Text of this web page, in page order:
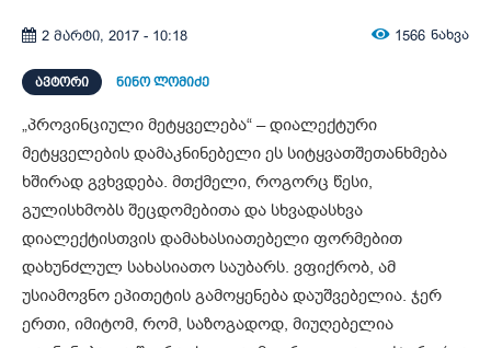
2 მარტი, 2017 - 10:18 1566 ნახვა
ᲐᲕᲢᲝᲠᲘ ნინო ლომიძე
„პროვინციული მეტყველება“ – დიალექტური
მეტყველების დამაკნინებელი ეს სიტყვათშეთანხმება
ხშირად გვხვდება. მთქმელი, როგორც წესი,
გულისხმობს შეცდომებითა და სხვადასხვა
დიალექტისთვის დამახასიათებელი ფორმებით
დახუნძლულ სახასიათო საუბარს. ვფიქრობ, ამ
უსიამოვნო ეპითეტის გამოყენება დაუშვებელია. ჯერ
ერთი, იმიტომ, რომ, საზოგადოდ, მიუღებელია